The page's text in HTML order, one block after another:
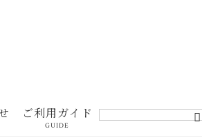
ご利用ガイド
GUIDE